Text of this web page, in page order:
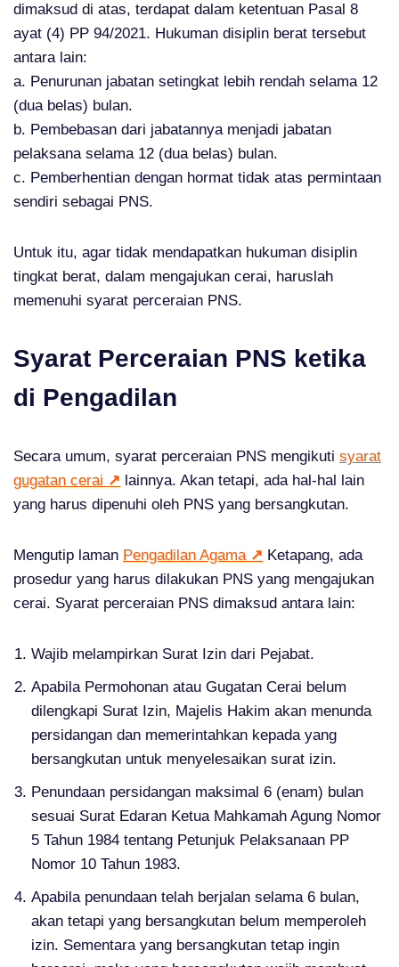
dimaksud di atas, terdapat dalam ketentuan Pasal 8
ayat (4) PP 94/2021. Hukuman disiplin berat tersebut
antara lain:
a. Penurunan jabatan setingkat lebih rendah selama 12
(dua belas) bulan.
b. Pembebasan dari jabatannya menjadi jabatan
pelaksana selama 12 (dua belas) bulan.
c. Pemberhentian dengan hormat tidak atas permintaan
sendiri sebagai PNS.
Untuk itu, agar tidak mendapatkan hukuman disiplin
tingkat berat, dalam mengajukan cerai, haruslah
memenuhi syarat perceraian PNS.
Syarat Perceraian PNS ketika
di Pengadilan
Secara umum, syarat perceraian PNS mengikuti syarat
gugatan cerai ↗ lainnya. Akan tetapi, ada hal-hal lain
yang harus dipenuhi oleh PNS yang bersangkutan.
Mengutip laman Pengadilan Agama ↗ Ketapang, ada
prosedur yang harus dilakukan PNS yang mengajukan
cerai. Syarat perceraian PNS dimaksud antara lain:
Wajib melampirkan Surat Izin dari Pejabat.
Apabila Permohonan atau Gugatan Cerai belum
dilengkapi Surat Izin, Majelis Hakim akan menunda
persidangan dan memerintahkan kepada yang
bersangkutan untuk menyelesaikan surat izin.
Penundaan persidangan maksimal 6 (enam) bulan
sesuai Surat Edaran Ketua Mahkamah Agung Nomor
5 Tahun 1984 tentang Petunjuk Pelaksanaan PP
Nomor 10 Tahun 1983.
Apabila penundaan telah berjalan selama 6 bulan,
akan tetapi yang bersangkutan belum memperoleh
izin. Sementara yang bersangkutan tetap ingin